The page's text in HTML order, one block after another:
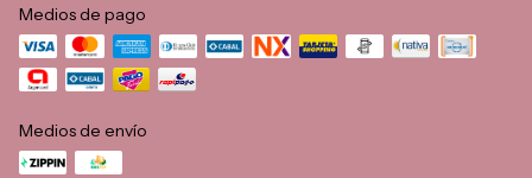
Medios de pago
Medios de envío